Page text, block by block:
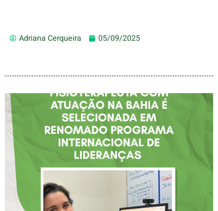
Adriana Cerqueira 05/09/2025
FISIOTERAPEUTA COM
ATUAÇÃO NA BAHIA É
SELECIONADA EM
RENOMADO PROGRAMA
INTERNACIONAL DE
LIDERANÇAS